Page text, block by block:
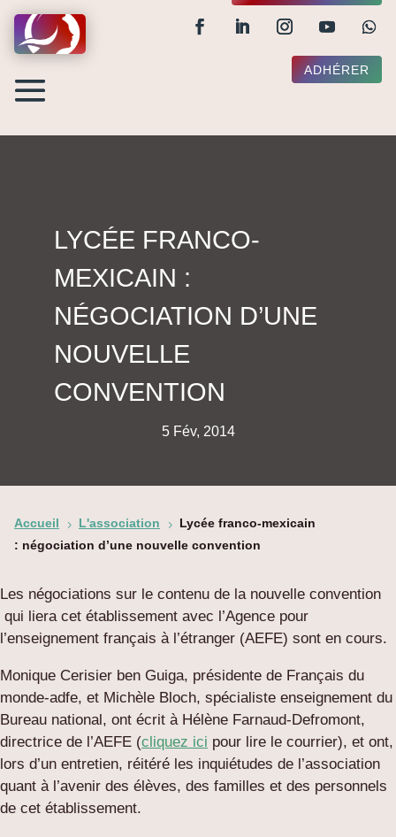
ADHÉRER
LYCÉE FRANCO-
MEXICAIN :
NÉGOCIATION D’UNE
NOUVELLE
CONVENTION
5 Fév, 2014
Accueil 5 L'association 5
Lycée franco-mexicain
: négociation d’une nouvelle convention
Les négociations sur le contenu de la nouvelle convention
qui liera cet établissement avec l’Agence pour
l’enseignement français à l’étranger (AEFE) sont en cours.
Monique Cerisier ben Guiga, présidente de Français du
monde-adfe, et Michèle Bloch, spécialiste enseignement du
Bureau national, ont écrit à Hélène Farnaud-Defromont,
directrice de l’AEFE (cliquez ici pour lire le courrier), et ont,
lors d’un entretien, réitéré les inquiétudes de l’association
quant à l’avenir des élèves, des familles et des personnels
de cet établissement.